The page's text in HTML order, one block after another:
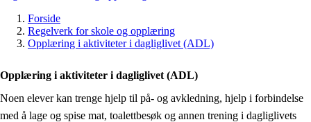
Forside
Regelverk for skole og opplæring
Opplæring i aktiviteter i dagliglivet (ADL)
Opplæring i aktiviteter i dagliglivet (ADL)
Noen elever kan trenge hjelp til på- og avkledning, hjelp i forbindelse
med å lage og spise mat, toalettbesøk og annen trening i dagliglivets